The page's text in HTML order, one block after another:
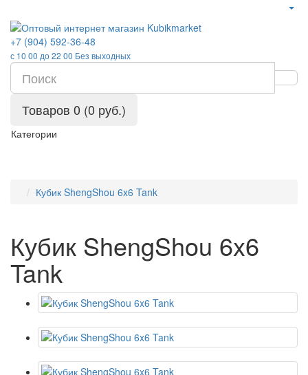
+7 (904) 592-36-48
с 10 00 до 22 00 Без выходных
Товаров 0 (0 руб.)
Категории
Кубик ShengShou 6x6 Tank
Кубик ShengShou 6x6
Tank